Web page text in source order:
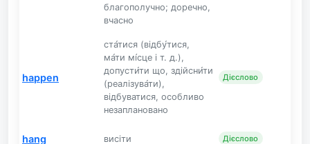
благополучно; доречно,
вчасно
happen
ста́тися (відбу́тися,
ма́ти мі́сце і т. д.),
допусти́ти що, здійсни́ти
(реалізува́ти),
відбуватися, особливо
незаплановано
Дієслово
hang висіти Дієслово